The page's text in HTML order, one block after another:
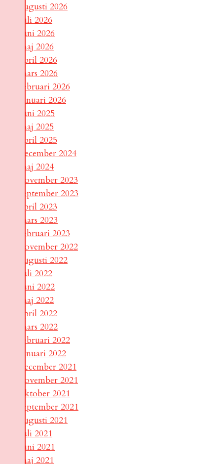
augusti 2026
juli 2026
juni 2026
maj 2026
april 2026
mars 2026
februari 2026
januari 2026
juni 2025
maj 2025
april 2025
december 2024
maj 2024
november 2023
september 2023
april 2023
mars 2023
februari 2023
november 2022
augusti 2022
juli 2022
juni 2022
maj 2022
april 2022
mars 2022
februari 2022
januari 2022
december 2021
november 2021
oktober 2021
september 2021
augusti 2021
juli 2021
juni 2021
maj 2021